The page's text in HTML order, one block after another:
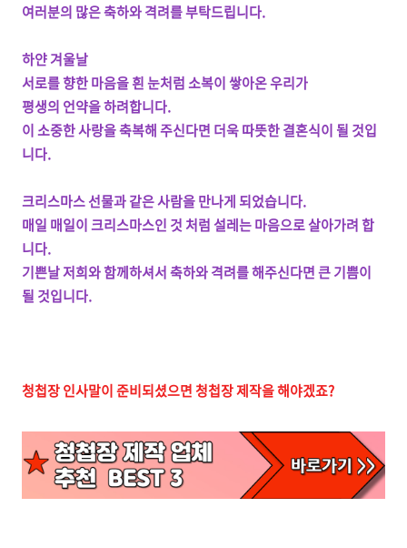
여러분의 많은 축하와 격려를 부탁드립니다.
하얀 겨울날
서로를 향한 마음을 흰 눈처럼 소복이 쌓아온 우리가
평생의 언약을 하려합니다.
이 소중한 사랑을 축복해 주신다면 더욱 따뜻한 결혼식이 될 것입
니다.
크리스마스 선물과 같은 사람을 만나게 되었습니다.
매일 매일이 크리스마스인 것 처럼 설레는 마음으로 살아가려 합
니다.
기쁜날 저희와 함께하셔서 축하와 격려를 해주신다면 큰 기쁨이
될 것입니다.
청첩장 인사말이 준비되셨으면 청첩장 제작을 해야겠죠?